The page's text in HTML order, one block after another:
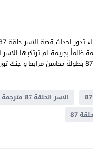
الاسر الحلقة 87 مترجمة
87